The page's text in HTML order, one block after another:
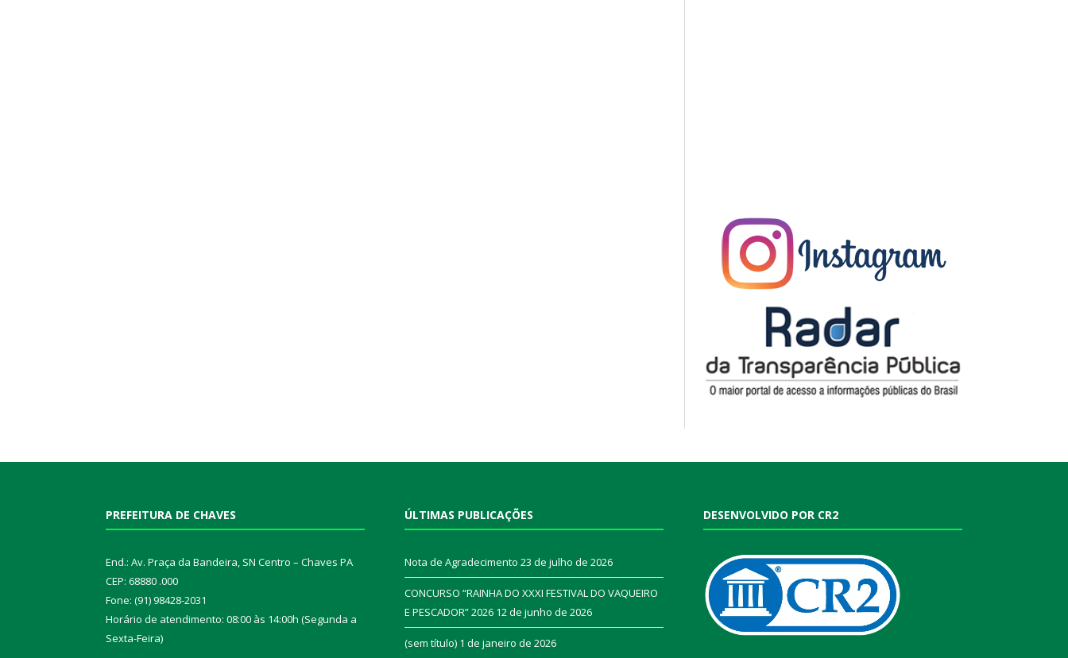
PREFEITURA DE CHAVES
End.: Av. Praça da Bandeira, SN Centro – Chaves PA
CEP: 68880 .000
Fone: (91) 98428-2031
Horário de atendimento: 08:00 às 14:00h (Segunda a
Sexta-Feira)
ÚLTIMAS PUBLICAÇÕES
Nota de Agradecimento 23 de julho de 2026
CONCURSO “RAINHA DO XXXI FESTIVAL DO VAQUEIRO
E PESCADOR” 2026 12 de junho de 2026
(sem título) 1 de janeiro de 2026
DESENVOLVIDO POR CR2